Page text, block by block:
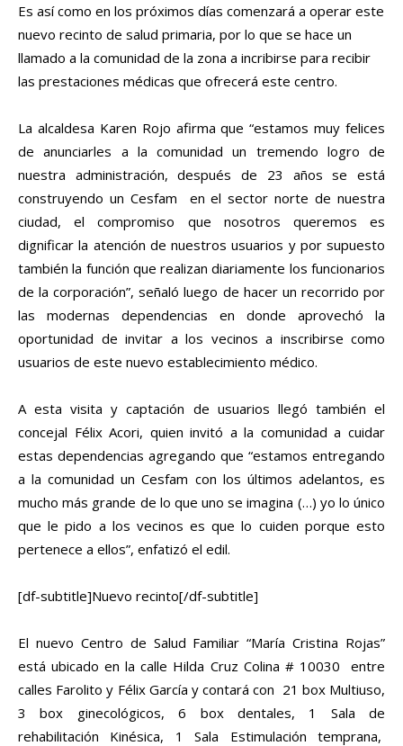
Es así como en los próximos días comenzará a operar este
nuevo recinto de salud primaria, por lo que se hace un
llamado a la comunidad de la zona a incribirse para recibir
las prestaciones médicas que ofrecerá este centro.
La alcaldesa Karen Rojo afirma que “estamos muy felices
de anunciarles a la comunidad un tremendo logro de
nuestra administración, después de 23 años se está
construyendo un Cesfam en el sector norte de nuestra
ciudad, el compromiso que nosotros queremos es
dignificar la atención de nuestros usuarios y por supuesto
también la función que realizan diariamente los funcionarios
de la corporación”, señaló luego de hacer un recorrido por
las modernas dependencias en donde aprovechó la
oportunidad de invitar a los vecinos a inscribirse como
usuarios de este nuevo establecimiento médico.
A esta visita y captación de usuarios llegó también el
concejal Félix Acori, quien invitó a la comunidad a cuidar
estas dependencias agregando que “estamos entregando
a la comunidad un Cesfam con los últimos adelantos, es
mucho más grande de lo que uno se imagina (…) yo lo único
que le pido a los vecinos es que lo cuiden porque esto
pertenece a ellos”, enfatizó el edil.
[df-subtitle]Nuevo recinto[/df-subtitle]
El nuevo Centro de Salud Familiar “María Cristina Rojas”
está ubicado en la calle Hilda Cruz Colina # 10030 entre
calles Farolito y Félix García y contará con 21 box Multiuso,
3 box ginecológicos, 6 box dentales, 1 Sala de
rehabilitación Kinésica, 1 Sala Estimulación temprana,